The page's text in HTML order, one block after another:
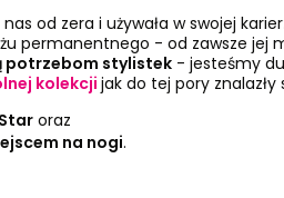
od zera i używała w swojej
permanentnego - od zawsze jej
potrzebom stylistek- jesteśmy
kolekcji jak do tej pory znalazły
oraz
na nogi.